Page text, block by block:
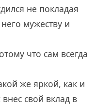
не покладая
мужеству и
что сам всегда
же яркой, как и
свой вклад в